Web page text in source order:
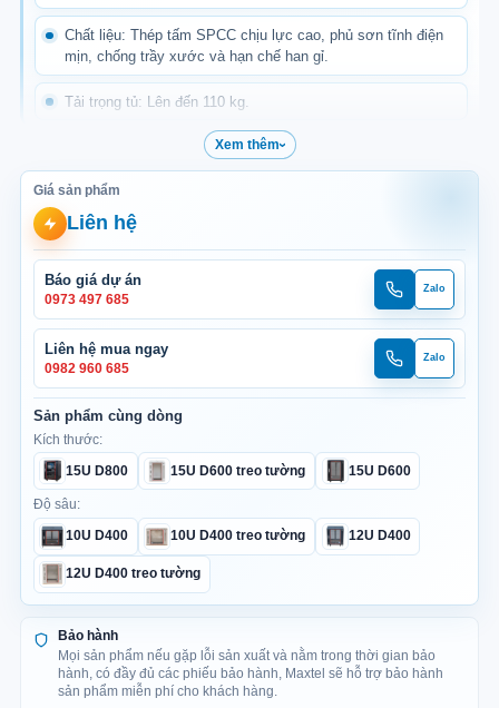
Chất liệu: Thép tấm SPCC chịu lực cao, phủ sơn tĩnh điện
mịn, chống trầy xước và hạn chế han gỉ.
Tải trọng tủ: Lên đến 110 kg.
Quạt tản nhiệt: Trang bị 01 quạt thông gió trên đỉnh tủ, hỗ
trợ đưa khí nóng ra ngoài.
Mặt trước: Cửa kính/Mica trong suốt tích hợp khóa cơ, giúp
quan sát và bảo vệ thiết bị bên trong.
Mặt sau: Cửa thép tấm đột lỗ thông thoáng, hỗ trợ lưu thông
không khí và thoát nhiệt.
Màu sắc: Trắng, đen hoặc sản xuất theo yêu cầu.
Phiên bản: Standard hoặc Pro.
Kiểu lắp đặt: Treo tường, giúp tận dụng không gian trên cao
và hạn chế chiếm dụng diện tích mặt sàn.
Chuẩn lắp đặt: 15U, sử dụng thanh Profile Rails chuẩn 19
inch theo tiêu chuẩn EIA-310, có đánh số U rõ ràng.
Đường đi cáp: Có 01 vị trí luồn cáp trên nóc và 01 vị trí ở
đáy tủ, thuận tiện đưa dây dẫn vào từ nhiều hướng và giữ
hệ thống cáp gọn gàng.
Tính năng nổi bật: Trang bị cảm biến nhiệt độ, đồng hồ LED
hiển thị, dây tiếp địa chống rò điện, khóa cơ bảo vệ thiết bị
và kết cấu treo tường chắc chắn.
Xem thêm
Giá sản phẩm
Liên hệ
Báo giá dự án
0973 497 685
Gọi
dự
án
Zalo
Zalo
dự
án
Liên hệ mua ngay
0982 960 685
Gọi
mua
ngay
Zalo
Zalo
mua
ngay
Sản phẩm cùng dòng
Kích thước:
15U D800
15U D600 treo tường 15U D600
Độ sâu:
10U D400
10U D400 treo tường 12U D400
12U D400 treo tường
Bảo hành
Mọi sản phẩm nếu gặp lỗi sản xuất và nằm trong thời gian bảo
hành, có đầy đủ các phiếu bảo hành, Maxtel sẽ hỗ trợ bảo hành
sản phẩm miễn phí cho khách hàng.